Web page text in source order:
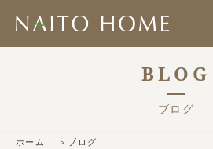
BLOG
ブログ
ホーム ブログ